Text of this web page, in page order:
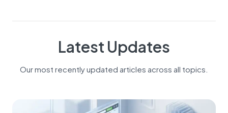
Latest Updates
Our most recently updated articles across all topics.